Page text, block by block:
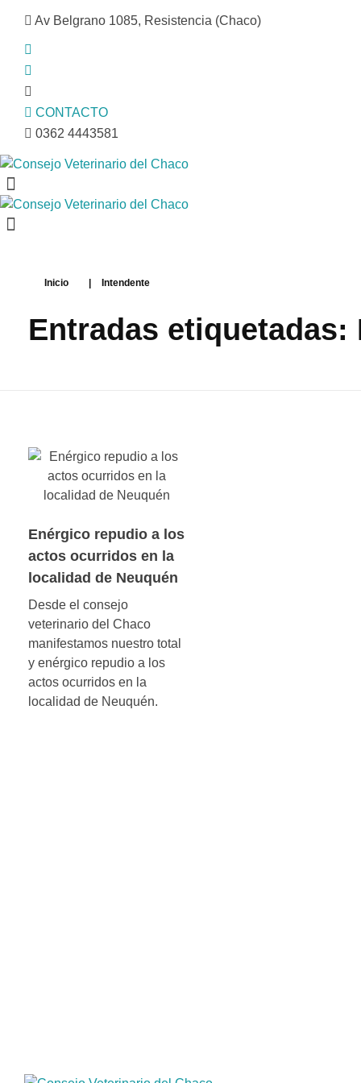
Av Belgrano 1085, Resistencia (Chaco)
CONTACTO
0362 4443581
Consejo Veterinario del Chaco
Sede Central Resistencia
Consejo Veterinario del Chaco
Sede Central Resistencia
Inicio Intendente
Entradas etiquetadas:
Enérgico repudio a los
actos ocurridos en la
localidad de Neuquén
Desde el consejo
veterinario del Chaco
manifestamos nuestro total
y enérgico repudio a los
actos ocurridos en la
localidad de Neuquén.